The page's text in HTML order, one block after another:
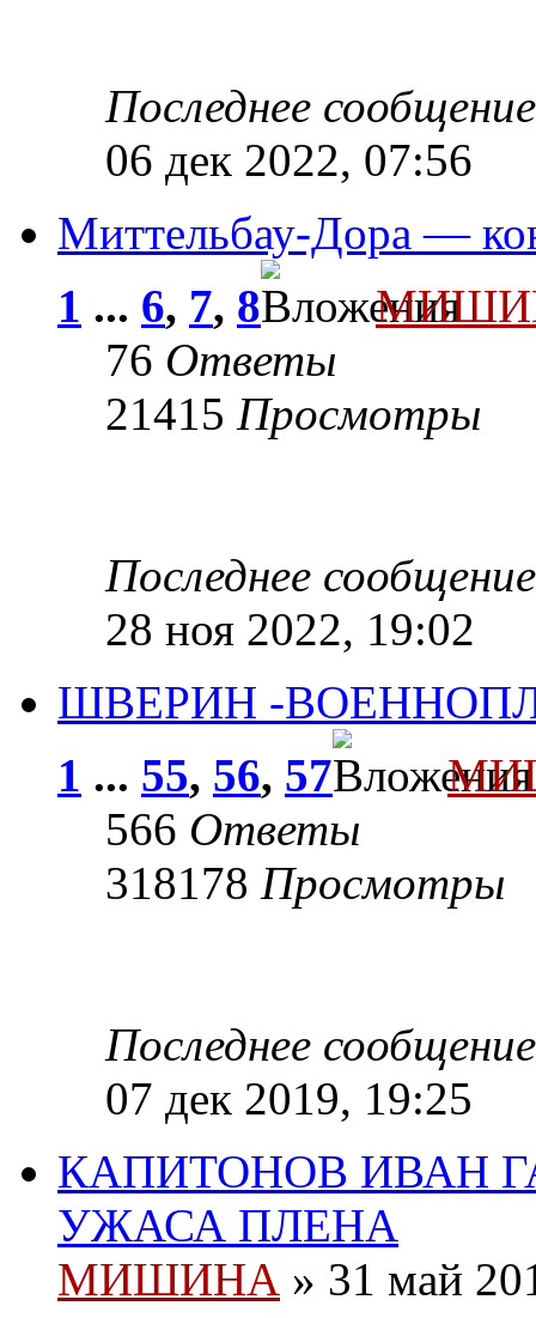
Последнее
06 дек 2022, 07:56
Миттельбау-Дора —
1 ... 6, 7, 8
76 Ответы
21415 Просмотры
Последнее
28 ноя 2022, 19:02
ШВЕРИН -
1 ... 55, 56, 57
566 Ответы
318178 Просмотры
Последнее
07 дек 2019, 19:25
КАПИТОНОВ ИВАН
УЖАСА ПЛЕНА
МИШИНА » 31 май